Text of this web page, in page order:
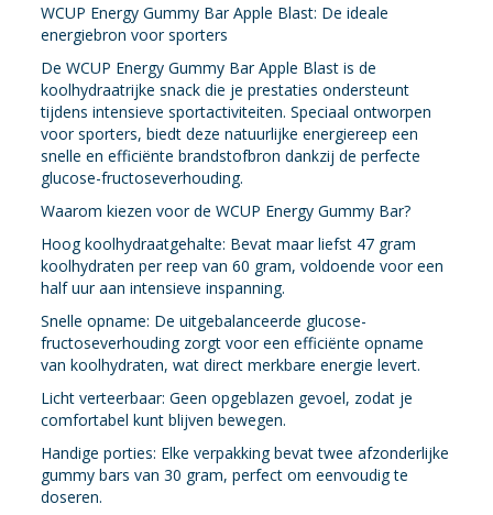
WCUP Energy Gummy Bar Apple Blast: De ideale
energiebron voor sporters
De WCUP Energy Gummy Bar Apple Blast is de
koolhydraatrijke snack die je prestaties ondersteunt
tijdens intensieve sportactiviteiten. Speciaal ontworpen
voor sporters, biedt deze natuurlijke energiereep een
snelle en efficiënte brandstofbron dankzij de perfecte
glucose-fructoseverhouding.
Waarom kiezen voor de WCUP Energy Gummy Bar?
Hoog koolhydraatgehalte: Bevat maar liefst 47 gram
koolhydraten per reep van 60 gram, voldoende voor een
half uur aan intensieve inspanning.
Snelle opname: De uitgebalanceerde glucose-
fructoseverhouding zorgt voor een efficiënte opname
van koolhydraten, wat direct merkbare energie levert.
Licht verteerbaar: Geen opgeblazen gevoel, zodat je
comfortabel kunt blijven bewegen.
Handige porties: Elke verpakking bevat twee afzonderlijke
gummy bars van 30 gram, perfect om eenvoudig te
doseren.